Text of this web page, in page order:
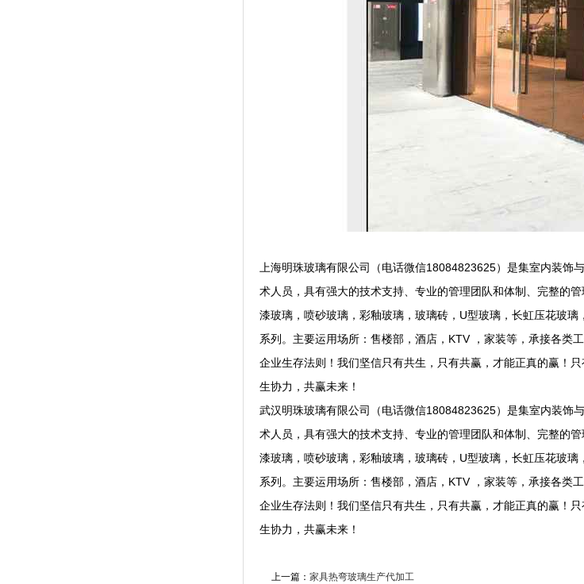
上海明珠玻璃有限公司（电话微信18084823625）是集室内装
术人员，具有强大的技术支持、专业的管理团队和体制、完整的
漆玻璃，喷砂玻璃，彩釉玻璃，玻璃砖，U型玻璃，长虹压花玻
系列。主要运用场所：售楼部，酒店，KTV ，家装等，承接各类
企业生存法则！我们坚信只有共生，只有共赢，才能正真的赢！
生协力，共赢未来！
武汉明珠玻璃有限公司（电话微信18084823625）是集室内装饰
术人员，具有强大的技术支持、专业的管理团队和体制、完整的
漆玻璃，喷砂玻璃，彩釉玻璃，玻璃砖，U型玻璃，长虹压花玻
系列。主要运用场所：售楼部，酒店，KTV ，家装等，承接各类
企业生存法则！我们坚信只有共生，只有共赢，才能正真的赢！
生协力，共赢未来！
上一篇： 家具热弯玻璃生产代加工